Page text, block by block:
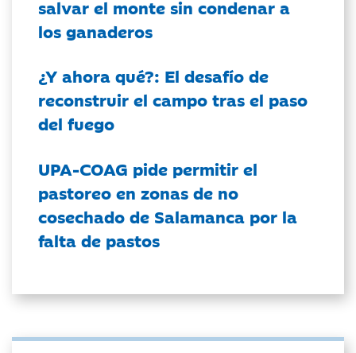
salvar el monte sin condenar a
los ganaderos
¿Y ahora qué?: El desafío de
reconstruir el campo tras el paso
del fuego
UPA-COAG pide permitir el
pastoreo en zonas de no
cosechado de Salamanca por la
falta de pastos